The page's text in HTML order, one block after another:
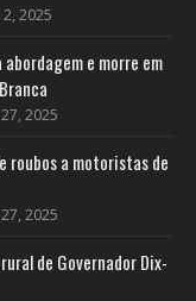
2025
e morre em
2025
roubos a motoristas de
2025
de Governador Dix-